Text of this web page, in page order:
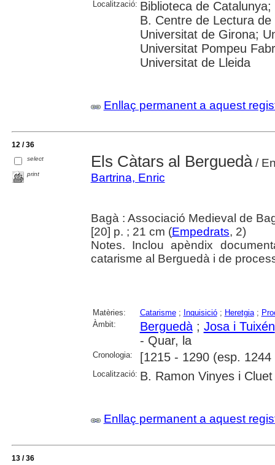
Localització: Biblioteca de
B. Centre de Lectura
Universitat de Girona;
Universitat Pompeu
Universitat de Lleida
Enllaç permanent a aquest
12 / 36
select
print
Els Càtars al Berguedà/
Bartrina, Enric
Bagà : Associació Medieval de
[20] p. ; 21 cm (Empedrats, 2)
Notes. Inclou apèndix
catarisme al Berguedà i de
Matèries: Catarisme; Inquisició; Heretgia;
Àmbit:
Berguedà; Josa i Tuixén
- Quar, la
Cronologia: [1215 - 1290 (esp.
Localització: B. Ramon Vinyes i
Enllaç permanent a aquest
13 / 36